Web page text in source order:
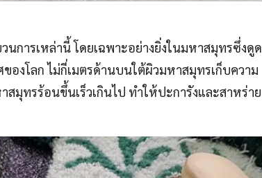
การเหล่านี้ โดยเฉพาะอย่างยิ่งในมหาสมุทรซึ่งดูด
งโลก ไม่กี่เมตรด้านบนใต้ผิวมหาสมุทรเก็บความ
มุทรร้อนขึ้นเร็วเกินไป ทำให้ปะการังและสาหร่าย